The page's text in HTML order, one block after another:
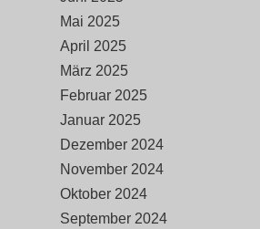
Mai 2025
April 2025
März 2025
Februar 2025
Januar 2025
Dezember 2024
November 2024
Oktober 2024
September 2024